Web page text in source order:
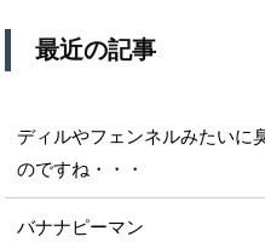
最近の記事
ディルやフェンネルみたいに
のですね・・・
バナナピーマン